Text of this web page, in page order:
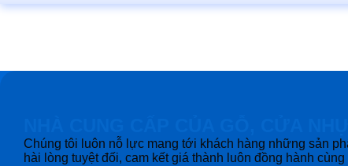
Chúng tôi luôn nỗ lực mang tới khách hàng những sản
hài lòng tuyệt đối, cam kết giá thành luôn đồng hành